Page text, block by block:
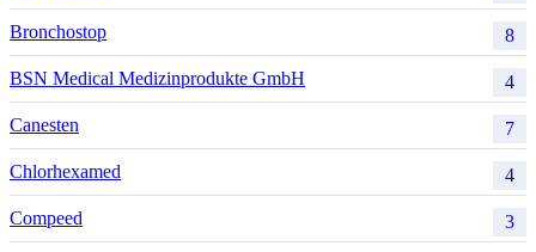
Bronchostop 8
BSN Medical Medizinprodukte GmbH 4
Canesten 7
Chlorhexamed 4
Compeed 3